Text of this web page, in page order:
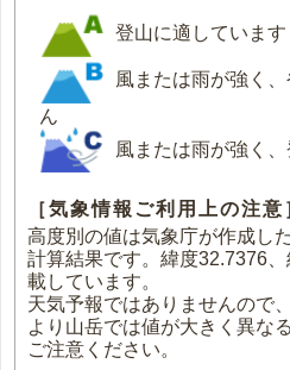
登山に適しています
風または雨が強く
ん
風または雨が強く
［気象情報ご利用上の注意
高度別の値は気象庁が作成し
計算結果です。緯度32.7376
載しています。
天気予報ではありませんので
より山岳では値が大きく異な
ご注意ください。